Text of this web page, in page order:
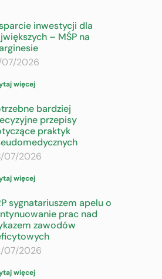
inwestycji dla
– MŚP na
07/2026
więcej
bardziej
przepisy
praktyk
07/2026
więcej
sygnatariuszem apelu o
prac nad
zawodów
07/2026
więcej